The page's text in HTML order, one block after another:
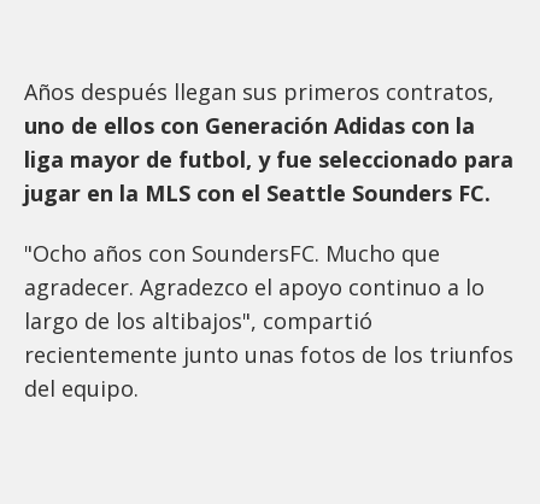
Años después llegan sus primeros contratos,
uno de ellos con Generación Adidas con la
liga mayor de futbol, y fue seleccionado para
jugar en la MLS con el Seattle Sounders FC.
"Ocho años con SoundersFC. Mucho que
agradecer. Agradezco el apoyo continuo a lo
largo de los altibajos", compartió
recientemente junto unas fotos de los triunfos
del equipo.